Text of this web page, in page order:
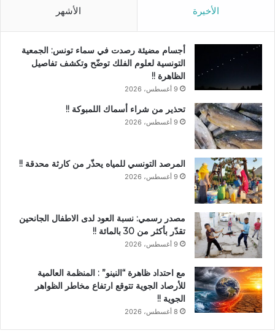
الأخيرة الأشهر
أجسام مضيئة رصدت في سماء تونس: الجمعية
التونسية لعلوم الفلك توضّح وتكشف تفاصيل
الظاهرة !!
9 أغسطس، 2026
تحذير من شراء أسماك اللمبوكة !!
9 أغسطس، 2026
المرصد التونسي للمياه يحذّر من كارثة محدقة !!
9 أغسطس، 2026
مصدر رسمي: نسبة العود لدى الاطفال الجانحين
تقدّر بأكثر من 30 بالمائة !!
9 أغسطس، 2026
مع احتداد ظاهرة “النينو” : المنظمة العالمية
للأرصاد الجوية تتوقع ارتفاع مخاطر الظواهر
الجوية !!
8 أغسطس، 2026